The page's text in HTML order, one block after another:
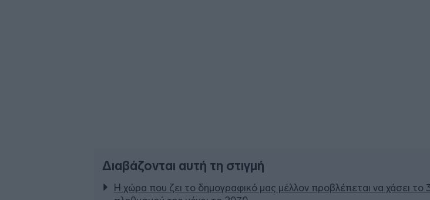
Διαβάζονται αυτή τη στιγμή
Η χώρα που ζει το δημογραφικό μας μέλλον προβλέπεται να χάσει το